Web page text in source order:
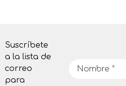
Suscríbete
a la lista de
correo
para